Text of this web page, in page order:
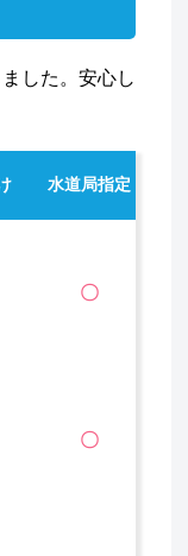
した。安心し
水道局指定
〇
〇